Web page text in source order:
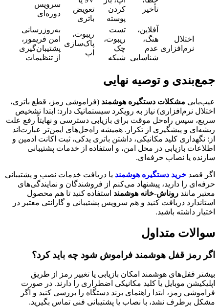
تأخیر
کردن
پوسته
تعویض
باتری
سرویس
دوره‌ای
اختلال
نرم‌افزاری
آفلاین،
هنگ،
عدم
شناسایی
تست
ریبوت،
چک
شبکه
ریبوت،
پاک‌سازی
اپ
به‌روزرسانی
امن فریمور،
پشتیبان‌گیری
از تنظیمات
جمع‌بندی و توصیه نهایی
عیب‌یابی مشکلات دستگیره هوشمند (فراموشی رمز، قطع باتری،
اختلال نرم‌افزاری) نیاز به رویکرد سیستماتیک دارد: ابتدا تشخیص
سریع، سپس راه‌حل موقت برای بازیابی دسترسی و نهایتاً رفع علت
ریشه‌ای و پیشگیری از تکرار. همیشه راه‌حل‌های ایمن‌تر عبارت‌اند
از: نگهداری کلید مکانیکی، داشتن باتری یدکی، ثبت اکانت ادمین و
اطلاعات بازیابی در محل امن، و استفاده از خدمات پشتیبانی
سازنده یا نصاب حرفه‌ای.
اگر قصد خرید دستگیره هوشمند یا دریافت خدمات نصب و پشتیبانی
حرفه‌ای را دارید، پیشنهاد می‌کنم از فروشندگان و نمایندگی‌های
معتبر مانند روناش-خانه هوشمند استفاده کنید تا هم محصول
استاندارد دریافت کنید و هم سرویس پشتیبانی و گارانتی معتبر در
اختیار داشته باشید.
سوالات متداول
اگر رمز قفل هوشمند فراموش شود چه باید کرد؟
بیشتر قفل‌های هوشمند امکان بازیابی یا تغییر رمز از طریق
اپلیکیشن موبایل یا کلید مکانیکی اضطراری را دارند. در صورت
فراموشی رمز، ابتدا راهنمای برند دستگاه را بررسی کنید و اگر
مشکل برطرف نشد، با نصاب یا پشتیبانی فنی تماس بگیرید.